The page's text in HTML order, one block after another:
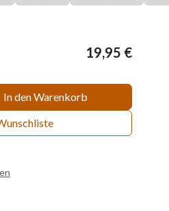
In den Warenkorb
19,95 €